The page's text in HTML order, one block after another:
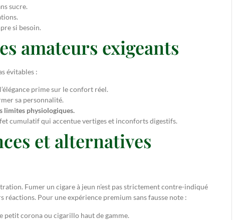
sucre.
si besoin.
amateurs exigeants
évitables :
prime sur le confort réel.
sa personnalité.
limites physiologiques.
cumulatif qui accentue vertiges et inconforts digestifs.
et alternatives
Fumer un cigare à jeun n’est pas strictement contre-indiqué
réactions. Pour une expérience premium sans fausse note :
petit corona ou cigarillo haut de gamme.